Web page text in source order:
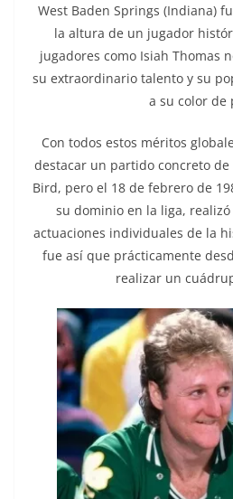
West Baden Springs (Indiana)
la altura de un jugador
jugadores como Isiah Thomas
su extraordinario talento y su
a su color de
Con todos estos méritos
destacar un partido concreto
Bird, pero el 18 de febrero de
su dominio en la liga,
actuaciones individuales de la
fue así que prácticamente
realizar un